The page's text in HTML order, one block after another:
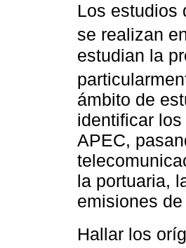
Los estudios
se realizan
estudian la
ámbito de
identificar
APEC,
la portuaria,
emisiones de
Hallar los